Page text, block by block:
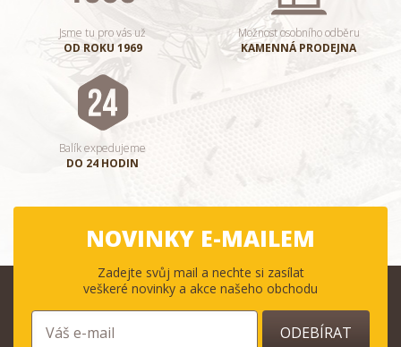
Jsme tu pro vás už
OD ROKU 1969
Možnost osobního odběru
KAMENNÁ PRODEJNA
Balík expedujeme
DO 24 HODIN
NOVINKY E-MAILEM
Zadejte svůj mail a nechte si zasílat
veškeré novinky a akce našeho obchodu
ODEBÍRAT